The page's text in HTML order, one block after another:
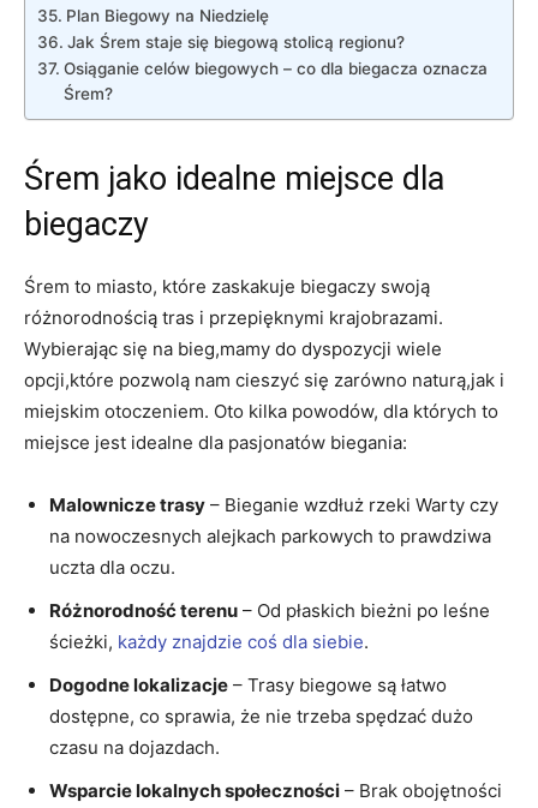
Plan Biegowy na ​Niedzielę
Jak Śrem‌ staje się biegową stolicą regionu?
Osiąganie celów biegowych – co‍ dla biegacza oznacza
Śrem?
Śrem jako ⁣idealne miejsce dla
⁤biegaczy
Śrem to‌ miasto, które zaskakuje biegaczy swoją
różnorodnością tras i przepięknymi krajobrazami.
Wybierając się na bieg,mamy do dyspozycji wiele
opcji,które pozwolą ​nam‌ cieszyć ⁢się zarówno naturą,jak i
miejskim otoczeniem. Oto kilka powodów, dla których to
miejsce jest idealne dla pasjonatów biegania:
Malownicze​ trasy ⁣– ⁢Bieganie wzdłuż rzeki Warty czy
na⁢ nowoczesnych alejkach parkowych to‍ prawdziwa
uczta dla oczu.
Różnorodność terenu ⁤– Od płaskich bieżni po ⁤leśne⁤
ścieżki, każdy znajdzie coś dla siebie.
Dogodne lokalizacje – Trasy ‍biegowe są łatwo
dostępne, co ​sprawia, ⁤że ⁤nie trzeba spędzać dużo
czasu na ⁣dojazdach.
Wsparcie lokalnych społeczności – Brak obojętności